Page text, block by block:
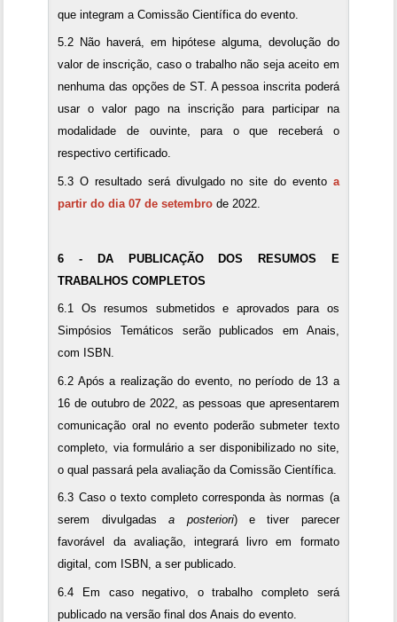
que integram a Comissão Científica do evento.
5.2 Não haverá, em hipótese alguma, devolução do
valor de inscrição, caso o trabalho não seja aceito em
nenhuma das opções de ST. A pessoa inscrita poderá
usar o valor pago na inscrição para participar na
modalidade de ouvinte, para o que receberá o
respectivo certificado.
5.3 O resultado será divulgado no site do evento a
partir do dia 07 de setembro de 2022.
6 - DA PUBLICAÇÃO DOS RESUMOS E
TRABALHOS COMPLETOS
6.1 Os resumos submetidos e aprovados para os
Simpósios Temáticos serão publicados em Anais,
com ISBN.
6.2 Após a realização do evento, no período de 13 a
16 de outubro de 2022, as pessoas que apresentarem
comunicação oral no evento poderão submeter texto
completo, via formulário a ser disponibilizado no site,
o qual passará pela avaliação da Comissão Científica.
6.3 Caso o texto completo corresponda às normas (a
serem divulgadasa posteriori) e tiver parecer
favorável da avaliação, integrará livro em formato
digital, com ISBN, a ser publicado.
6.4 Em caso negativo, o trabalho completo será
publicado na versão final dos Anais do evento.